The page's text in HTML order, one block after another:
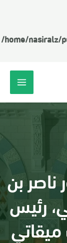
/home/nasiralz/
ناصر بن
رئيس
ميقاتي